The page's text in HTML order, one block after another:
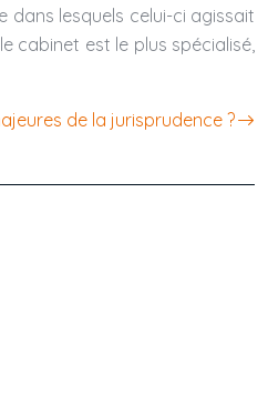
dans lesquels celui-ci agissait
cabinet est le plus spécialisé,
de la jurisprudence ?